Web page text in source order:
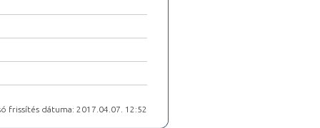
frissítés dátuma: 2017.04.07. 12:52